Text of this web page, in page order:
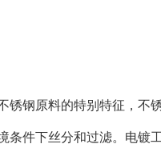
锈钢原料的特别特征，不
条件下丝分和过滤。电镀